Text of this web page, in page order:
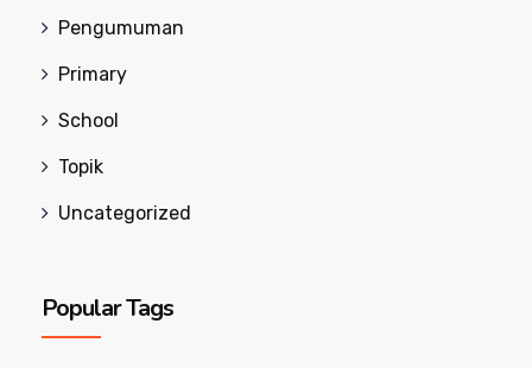
Pengumuman
Primary
School
Topik
Uncategorized
Popular Tags